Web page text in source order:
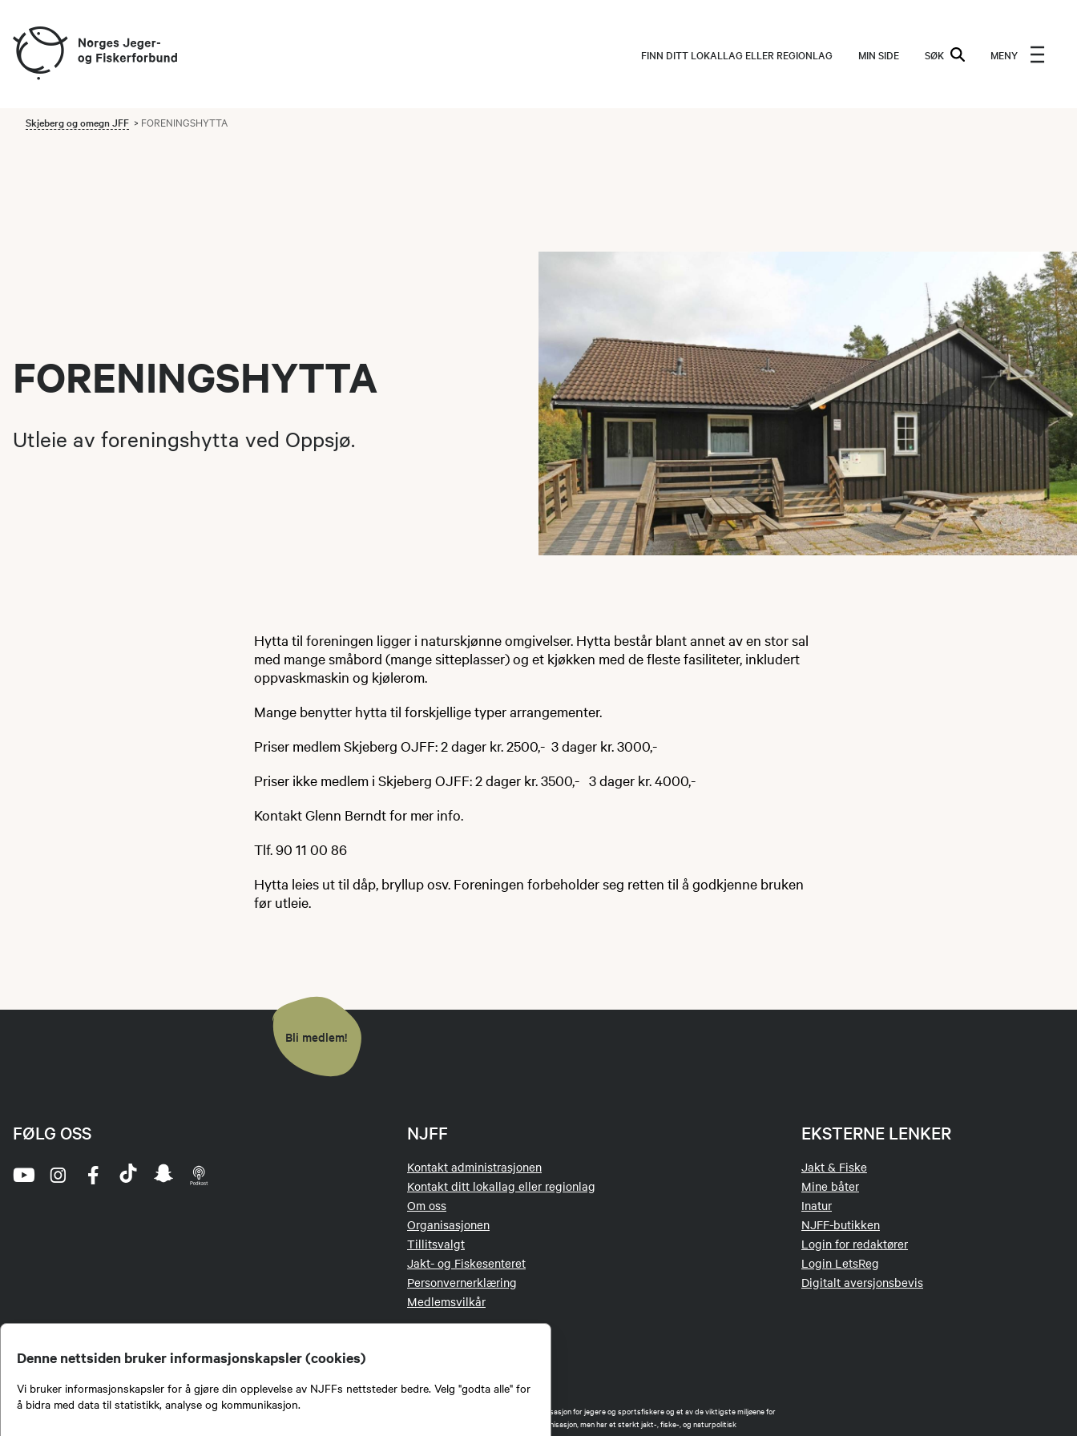
Denne nettsiden bruker informasjonskapsler (cookies)
Vi bruker informasjonskapsler for å gjøre din opplevelse av NJFFs nettsteder bedre. Velg "godta alle" for
å bidra med data til statistikk, analyse og kommunikasjon.
FINN DITT LOKALLAG ELLER REGIONLAG MIN SIDE SØK MENY
Skjeberg og omegn JFF FORENINGSHYTTA
FORENINGSHYTTA
Utleie av foreningshytta ved Oppsjø.
Hytta til foreningen ligger i naturskjønne omgivelser. Hytta består blant annet av en stor sal
med mange småbord (mange sitteplasser) og et kjøkken med de fleste fasiliteter, inkludert
oppvaskmaskin og kjølerom.
Mange benytter hytta til forskjellige typer arrangementer.
Priser medlem Skjeberg OJFF: 2 dager kr. 2500,- 3 dager kr. 3000,-
Priser ikke medlem i Skjeberg OJFF: 2 dager kr. 3500,- 3 dager kr. 4000,-
Kontakt Glenn Berndt for mer info.
Tlf. 90 11 00 86
Hytta leies ut til dåp, bryllup osv. Foreningen forbeholder seg retten til å godkjenne bruken
før utleie.
Bli medlem!
NJFF
Kontakt administrasjonen
Kontakt ditt lokallag eller regionlag
Om oss
Organisasjonen
Tillitsvalgt
Jakt- og Fiskesenteret
Personvernerklæring
Medlemsvilkår
EKSTERNE LENKER
Jakt & Fiske
Mine båter
Inatur
NJFF-butikken
Login for redaktører
Login LetsReg
Digitalt aversjonsbevis
FØLG OSS
Norges Jeger- og Fiskerforbund (NJFF) er landets eneste landsdekkende organisasjon for jegere og sportsfiskere og et av de viktigste miljøene for
formidling av kunnskap om jakt og fiske i Norge. Vi er en partipolitisk nøytral organisasjon, men har et sterkt jakt-, fiske-, og naturpolitisk